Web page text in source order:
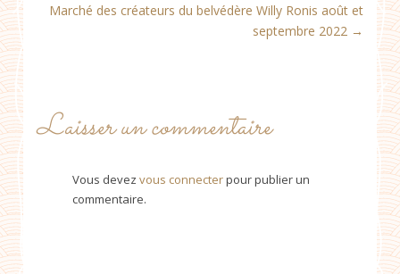
Marché des créateurs du belvédère Willy Ronis août et
septembre 2022 →
Laisser un commentaire
Vous devez vous connecterpour publier un
commentaire.